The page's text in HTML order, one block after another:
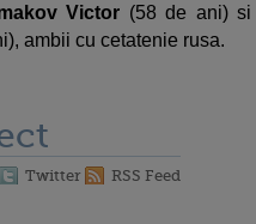
Victor (58 de ani) si
ambii cu cetatenie rusa.
Twitter RSS Feed